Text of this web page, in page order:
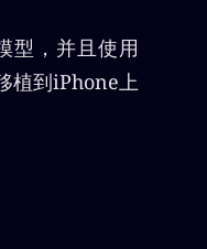
型，并且使用
植到iPhone上